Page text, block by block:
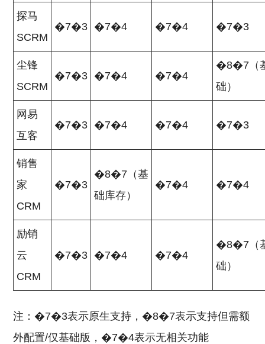
探马
SCRM
�7�3 �7�4 �7�4 �7�3
尘锋
SCRM
�7�3 �7�4 �7�4
�8�7（
础）
网易
互客
�7�3 �7�4 �7�4 �7�3
销售
家
CRM
�7�3
�8�7（基
础库存）
�7�4 �7�4
励销
云
CRM
�7�3 �7�4 �7�4
�8�7（
础）
注：�7�3表示原生支持，�8�7表示支持但需额
外配置/仅基础版，�7�4表示无相关功能